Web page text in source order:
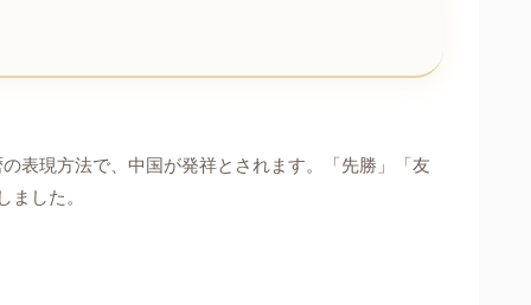
表現方法で、中国が発祥とされます。「先勝」「友
した。